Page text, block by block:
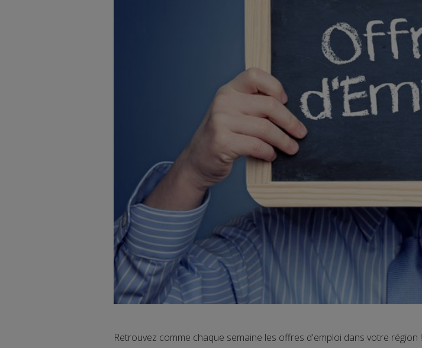
Retrouvez comme chaque semaine les offres d'emploi dans votre région !